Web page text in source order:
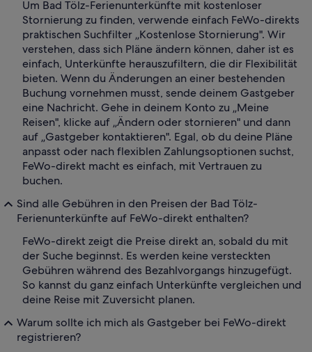
Um Bad Tölz-Ferienunterkünfte mit kostenloser
Stornierung zu finden, verwende einfach FeWo-direkts
praktischen Suchfilter „Kostenlose Stornierung". Wir
verstehen, dass sich Pläne ändern können, daher ist es
einfach, Unterkünfte herauszufiltern, die dir Flexibilität
bieten. Wenn du Änderungen an einer bestehenden
Buchung vornehmen musst, sende deinem Gastgeber
eine Nachricht. Gehe in deinem Konto zu „Meine
Reisen", klicke auf „Ändern oder stornieren" und dann
auf „Gastgeber kontaktieren". Egal, ob du deine Pläne
anpasst oder nach flexiblen Zahlungsoptionen suchst,
FeWo-direkt macht es einfach, mit Vertrauen zu
buchen.
Sind alle Gebühren in den Preisen der Bad Tölz-
Ferienunterkünfte auf FeWo-direkt enthalten?
FeWo-direkt zeigt die Preise direkt an, sobald du mit
der Suche beginnst. Es werden keine versteckten
Gebühren während des Bezahlvorgangs hinzugefügt.
So kannst du ganz einfach Unterkünfte vergleichen und
deine Reise mit Zuversicht planen.
Warum sollte ich mich als Gastgeber bei FeWo-direkt
registrieren?